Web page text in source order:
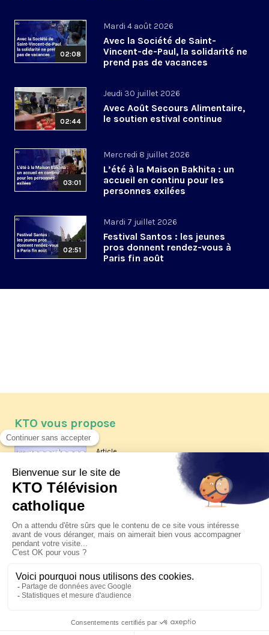
02:08
Mardi 4 août 2026
Avec la Société de Saint-
Vincent-de-Paul, la solidarité ne
prend pas de vacances
02:44
Jeudi 30 juillet 2026
Avec Août Secours Alimentaire,
le soutien estival continue
03:01
Mercredi 8 juillet 2026
L’été à la Maison Bakhita : un
accueil en continu pour les
personnes exilées
02:51
Mardi 7 juillet 2026
Festival Santos : les jeunes
pros donnent rendez-vous à
Paris fin août
KTO vous propose
Article
Les reportages d'été 2026 de KTO
La visite pastorale du pape Léon
XIV à Assise à suivre sur KTO le
jeudi 6 août
Le pape en Uruguay, Argentine et
Pérou du 6 au 17 novembre 2026